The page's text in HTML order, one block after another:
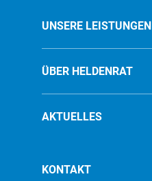
UNSERE LEISTUNGEN
ÜBER HELDENRAT
AKTUELLES
KONTAKT